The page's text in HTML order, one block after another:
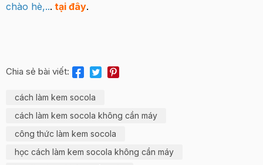
chào hè,... tại đây.
Chia sẻ bài viết:
cách làm kem socola
cách làm kem socola không cần máy
công thức làm kem socola
học cách làm kem socola không cần máy